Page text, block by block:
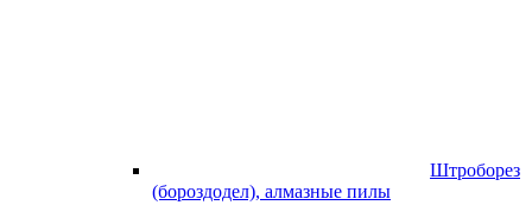
Штроборез
(бороздодел), алмазные пилы